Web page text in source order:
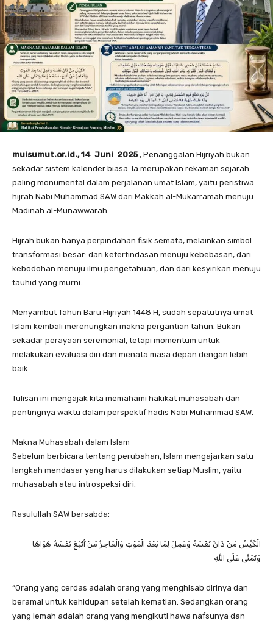
muisumut.or.id., 14 Juni 2025., Penanggalan Hijriyah bukan
sekadar sistem kalender biasa. Ia merupakan rekaman sejarah
paling monumental dalam perjalanan umat Islam, yaitu peristiwa
hijrah Nabi Muhammad SAW dari Makkah al-Mukarramah menuju
Madinah al-Munawwarah.
Hijrah bukan hanya perpindahan fisik semata, melainkan simbol
transformasi besar: dari ketertindasan menuju kebebasan, dari
kebodohan menuju ilmu pengetahuan, dan dari kesyirikan menuju
tauhid yang murni.
Menyambut Tahun Baru Hijriyah 1448 H, sudah sepatutnya umat
Islam kembali merenungkan makna pergantian tahun. Bukan
sekadar perayaan seremonial, tetapi momentum untuk
melakukan evaluasi diri dan menata masa depan dengan lebih
baik.
Tulisan ini mengajak kita memahami hakikat muhasabah dan
pentingnya waktu dalam perspektif hadis Nabi Muhammad SAW.
Makna Muhasabah dalam Islam
Sebelum berbicara tentang perubahan, Islam mengajarkan satu
langkah mendasar yang harus dilakukan setiap Muslim, yaitu
muhasabah atau introspeksi diri.
Rasulullah SAW bersabda:
الْكَيِّسُ مَنْ دَانَ نَفْسَهُ وَعَمِلَ لِمَا بَعْدَ الْمَوْتِ وَالْعَاجِزُ مَنْ أَتْبَعَ نَفْسَهُ هَوَاهَا
وَتَمَنَّى عَلَى اللَّهِ
“Orang yang cerdas adalah orang yang menghisab dirinya dan
beramal untuk kehidupan setelah kematian. Sedangkan orang
yang lemah adalah orang yang mengikuti hawa nafsunya dan